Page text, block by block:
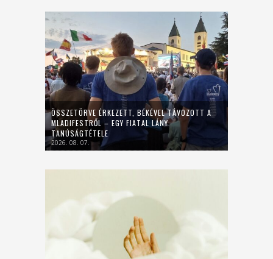
ÖSSZETÖRVE ÉRKEZETT, BÉKÉVEL TÁVOZOTT A
MLADIFESTRŐL – EGY FIATAL LÁNY
TANÚSÁGTÉTELE
2026. 08. 07.